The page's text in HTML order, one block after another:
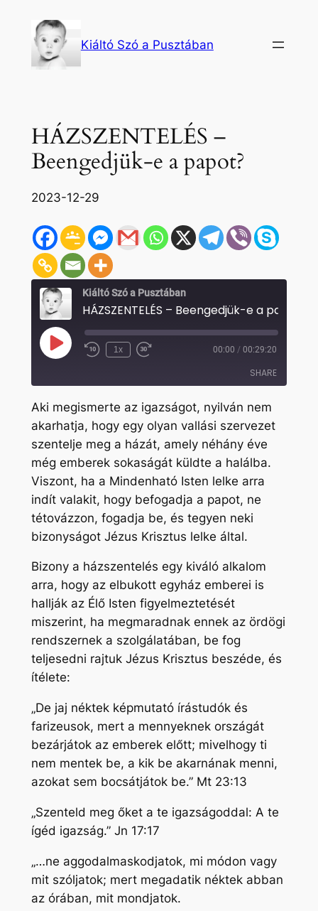
tartalomhoz
Kiáltó Szó a Pusztában
HÁZSZENTELÉS –
Beengedjük-e a papot?
2023-12-29
Kiáltó Szó a Pusztában
HÁZSZENTELÉS – Beengedjük-e a papot?
Play
Episode Rewind
1x
Fast
seconds
00:00 / 00:29:20
SHARE
SHARE
LINK
EMBED
Aki megismerte az igazságot, nyilván nem
akarhatja, hogy egy olyan vallási szervezet
szentelje meg a házát, amely néhány éve
még emberek sokaságát küldte a halálba.
Viszont, ha a Mindenható Isten lelke arra
indít valakit, hogy befogadja a papot, ne
tétovázzon, fogadja be, és tegyen neki
bizonyságot Jézus Krisztus lelke által.
Bizony a házszentelés egy kiváló alkalom
arra, hogy az elbukott egyház emberei is
hallják az Élő Isten figyelmeztetését
miszerint, ha megmaradnak ennek az ördögi
rendszernek a szolgálatában, be fog
teljesedni rajtuk Jézus Krisztus beszéde, és
ítélete:
„De jaj néktek képmutató írástudók és
farizeusok, mert a mennyeknek országát
bezárjátok az emberek előtt; mivelhogy ti
nem mentek be, a kik be akarnának menni,
azokat sem bocsátjátok be.” Mt 23:13
„Szenteld meg őket a te igazságoddal: A te
ígéd igazság.” Jn 17:17
„…ne aggodalmaskodjatok, mi módon vagy
mit szóljatok; mert megadatik néktek abban
az órában, mit mondjatok.